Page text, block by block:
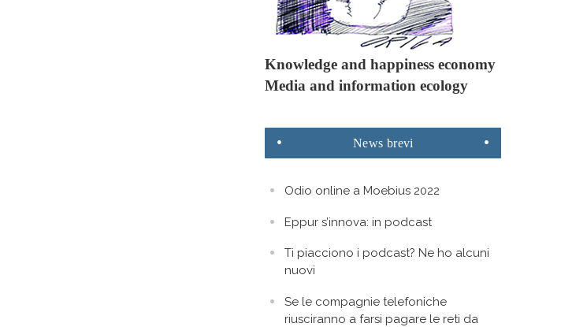
Knowledge and happiness economy
Media and information ecology
News brevi
Odio online a Moebius 2022
Eppur s’innova: in podcast
Ti piacciono i podcast? Ne ho alcuni
nuovi
Se le compagnie telefoniche
riusciranno a farsi pagare le reti da